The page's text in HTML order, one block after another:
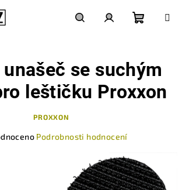
košík
se suchým
leštičku Proxxon
PROXXON
Podrobnosti hodnocení